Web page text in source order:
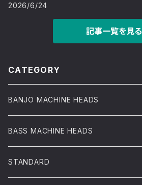
2026/6/24
記事一覧を見る
CATEGORY
BANJO MACHINE HEADS
BASS MACHINE HEADS
STANDARD